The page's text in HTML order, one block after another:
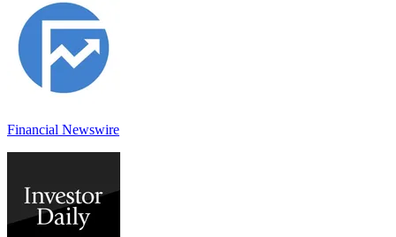
Financial Newswire